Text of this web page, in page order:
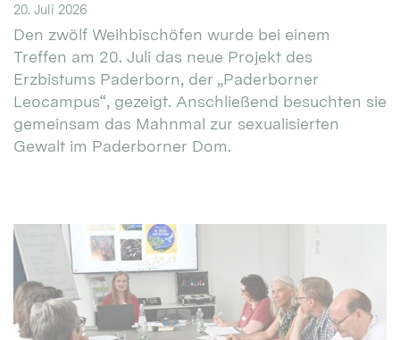
20. Juli 2026
Den zwölf Weihbischöfen wurde bei einem
Treffen am 20. Juli das neue Projekt des
Erzbistums Paderborn, der „Paderborner
Leocampus“, gezeigt. Anschließend besuchten sie
gemeinsam das Mahnmal zur sexualisierten
Gewalt im Paderborner Dom.